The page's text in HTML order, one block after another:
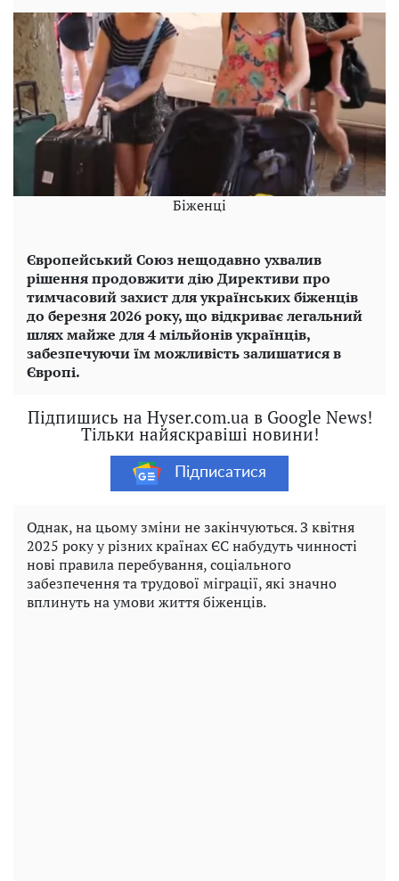
Біженці
Європейський Союз нещодавно ухвалив
рішення продовжити дію Директиви про
тимчасовий захист для українських біженців
до березня 2026 року, що відкриває легальний
шлях майже для 4 мільйонів українців,
забезпечуючи їм можливість залишатися в
Європі.
Підпишись на Hyser.com.ua в Google News!
Тільки найяскравіші новини!
Підписатися
Однак, на цьому зміни не закінчуються. З квітня
2025 року у різних країнах ЄС набудуть чинності
нові правила перебування, соціального
забезпечення та трудової міграції, які значно
вплинуть на умови життя біженців.